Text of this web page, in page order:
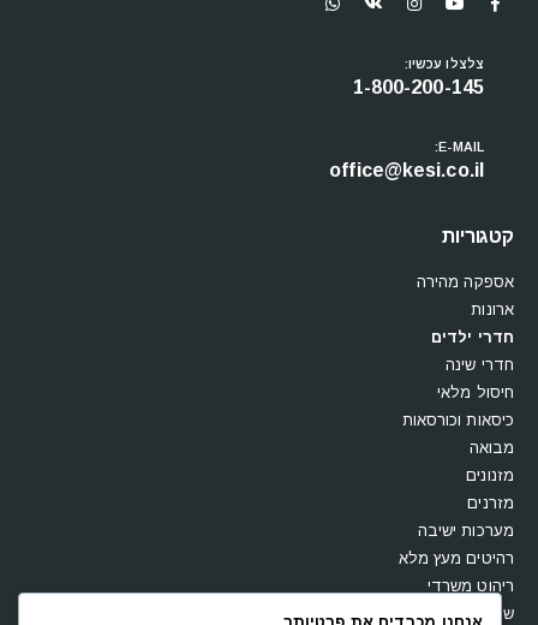
קטגוריות
אספקה מהירה
ארונות
חדרי ילדים
חדרי שינה
חיסול מלאי
כיסאות וכורסאות
מבואה
מזנונים
מזרנים
מערכות ישיבה
רהיטים מעץ מלא